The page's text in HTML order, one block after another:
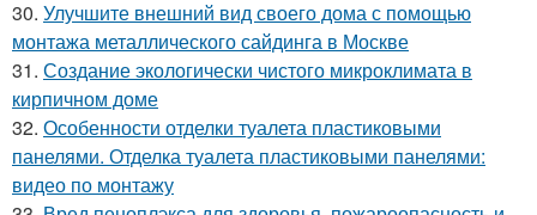
30. Улучшите внешний вид своего дома с помощью
монтажа металлического сайдинга в Москве
31. Создание экологически чистого микроклимата в
кирпичном доме
32. Особенности отделки туалета пластиковыми
панелями. Отделка туалета пластиковыми панелями:
видео по монтажу